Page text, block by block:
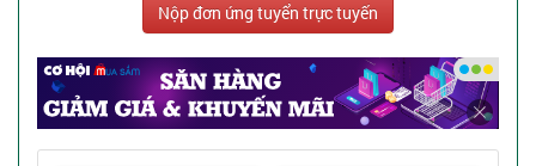
Nộp đơn ứng tuyển trực tuyến